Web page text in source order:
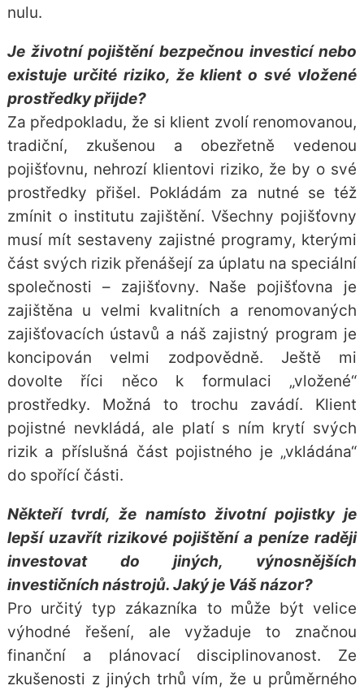
nulu.
Je životní pojištění bezpečnou investicí nebo
existuje určité riziko, že klient o své vložené
prostředky přijde?
Za předpokladu, že si klient zvolí renomovanou,
tradiční, zkušenou a obezřetně vedenou
pojišťovnu, nehrozí klientovi riziko, že by o své
prostředky přišel. Pokládám za nutné se též
zmínit o institutu zajištění. Všechny pojišťovny
musí mít sestaveny zajistné programy, kterými
část svých rizik přenášejí za úplatu na speciální
společnosti – zajišťovny. Naše pojišťovna je
zajištěna u velmi kvalitních a renomovaných
zajišťovacích ústavů a náš zajistný program je
koncipován velmi zodpovědně. Ještě mi
dovolte říci něco k formulaci „vložené“
prostředky. Možná to trochu zavádí. Klient
pojistné nevkládá, ale platí s ním krytí svých
rizik a příslušná část pojistného je „vkládána“
do spořící části.
Někteří tvrdí, že namísto životní pojistky je
lepší uzavřít rizikové pojištění a peníze raději
investovat do jiných, výnosnějších
investičních nástrojů. Jaký je Váš názor?
Pro určitý typ zákazníka to může být velice
výhodné řešení, ale vyžaduje to značnou
finanční a plánovací disciplinovanost. Ze
zkušenosti z jiných trhů vím, že u průměrného